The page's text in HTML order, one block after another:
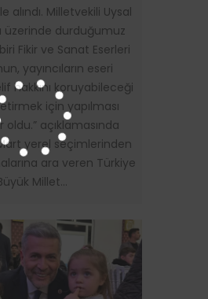
alındı. Milletvekili Uysal
üzerinde durduğumuz
Fikir ve Sanat Eserleri
yayıncıların eseri
hakkını koruyabileceği
için yapılması
oldu.” açıklamasında
yerel seçimlerinden
ara veren Türkiye
Millet…